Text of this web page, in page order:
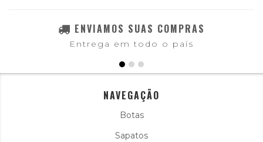
ENVIAMOS SUAS COMPRAS
Entrega em todo o país
NAVEGAÇÃO
Botas
Sapatos